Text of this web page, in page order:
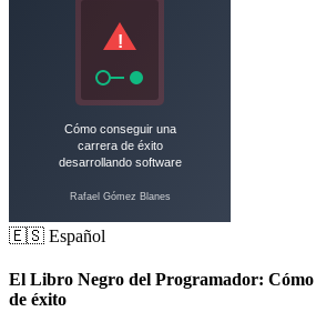
🇪🇸 Español
El Libro Negro del Programador:
de éxito